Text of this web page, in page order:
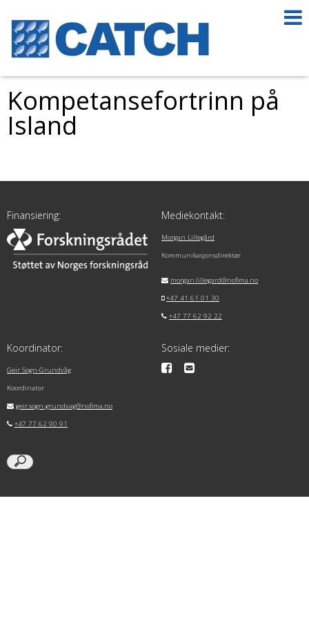
Kompetansefortrinn på
Island
Finansiering: Mediekontakt:
Morgan Lillegård
Kommunikasjonsdirektør
morgan.lillegard@nofima.no
+47 41 61 01 30
+47 77 62 92 22
Koordinator:
Geir Sogn-Grundvåg
Koordinator
geir.sogn-grundvag@nofima.no
+47 77 62 90 91
Sosiale medier: